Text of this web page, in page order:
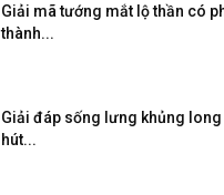
Giải mã tướng mắt lộ thần có
thành...
Giải đáp sống lưng khủng long
hút...